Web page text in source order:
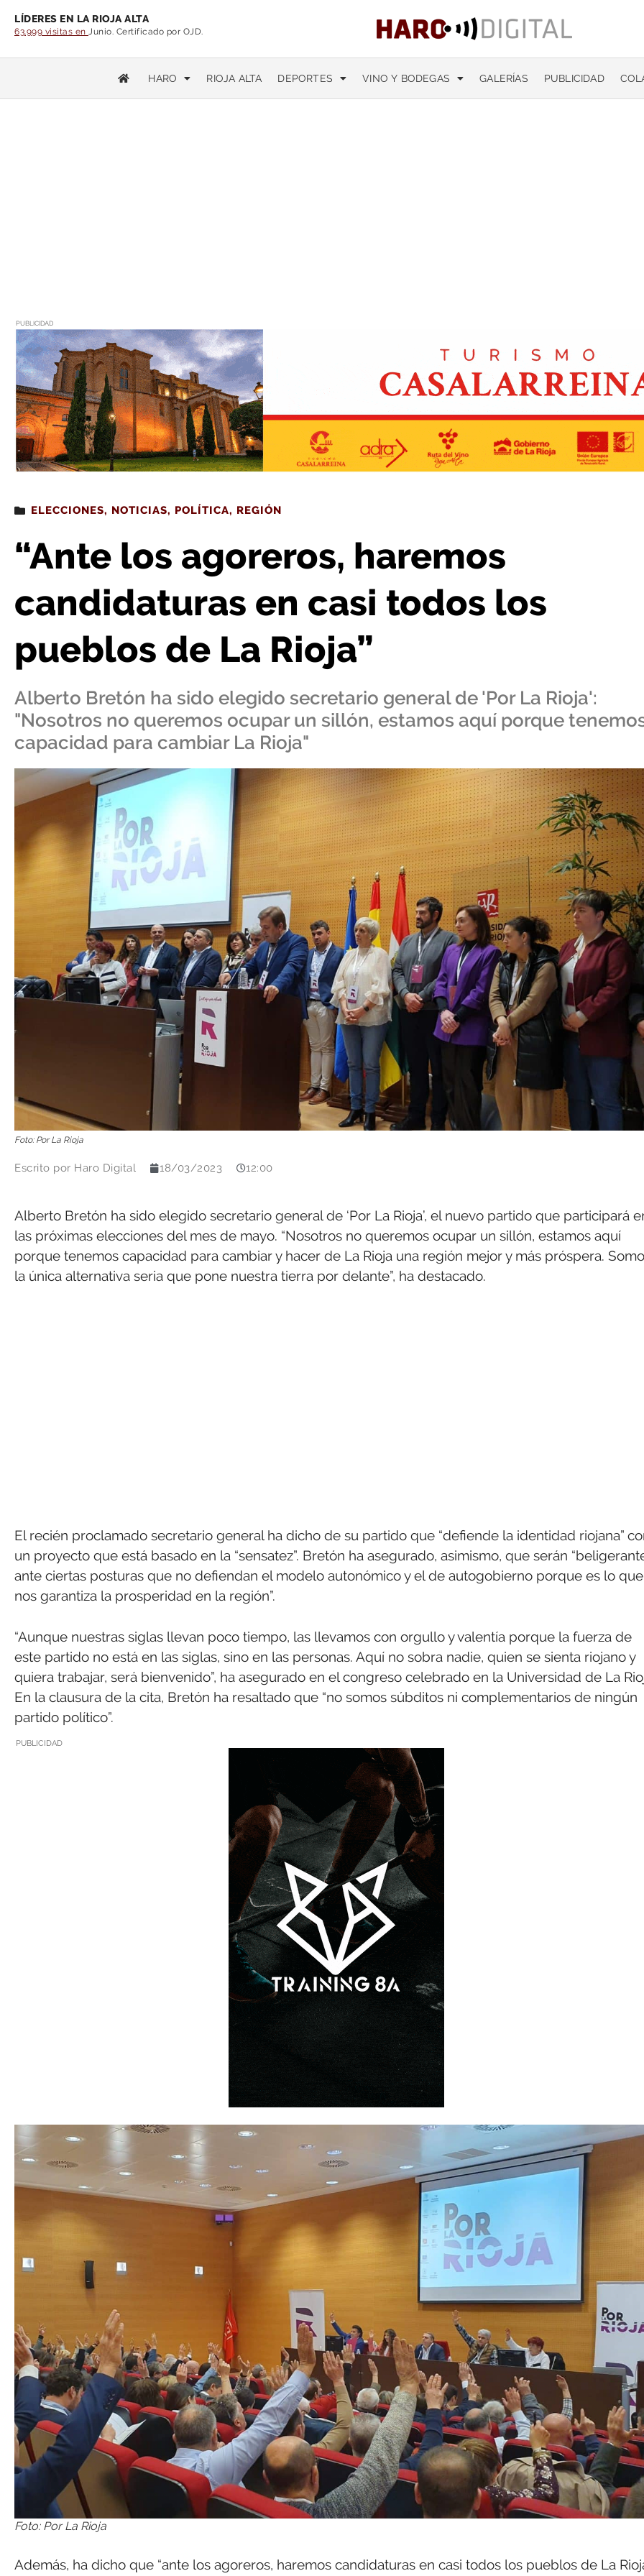
LÍDERES EN LA RIOJA ALTA
63.999 visitas en Junio. Certificado por OJD.
HARO RIOJA ALTA DEPORTES VINO Y BODEGAS GALERÍAS PUBLICIDAD
PUBLICIDAD
Estás leyendo : “Ante los agoreros, haremos candidaturas en casi todos los pueblos de La Rioja”
ELECCIONES, NOTICIAS, POLÍTICA, REGIÓN
“Ante los agoreros, haremos
candidaturas en casi todos los
pueblos de La Rioja”
Alberto Bretón ha sido elegido secretario general de 'Por La Rioja':
"Nosotros no queremos ocupar un sillón, estamos aquí porque
capacidad para cambiar La Rioja"
Foto: Por La Rioja
Escrito por Haro Digital 18/03/2023 12:00
Alberto Bretón ha sido elegido secretario general de ‘Por La Rioja’, el nuevo partido que participará
las próximas elecciones del mes de mayo. “Nosotros no queremos ocupar un sillón, estamos aquí
porque tenemos capacidad para cambiar y hacer de La Rioja una región mejor y más próspera.
la única alternativa seria que pone nuestra tierra por delante”, ha destacado.
El recién proclamado secretario general ha dicho de su partido que “defiende la identidad riojana”
un proyecto que está basado en la “sensatez”. Bretón ha asegurado, asimismo, que serán
ante ciertas posturas que no defiendan el modelo autonómico y el de autogobierno porque es lo que
nos garantiza la prosperidad en la región”.
“Aunque nuestras siglas llevan poco tiempo, las llevamos con orgullo y valentía porque la fuerza de
este partido no está en las siglas, sino en las personas. Aquí no sobra nadie, quien se sienta riojano y
quiera trabajar, será bienvenido”, ha asegurado en el congreso celebrado en la Universidad de La
En la clausura de la cita, Bretón ha resaltado que “no somos súbditos ni complementarios de ningún
partido político”.
PUBLICIDAD
Foto: Por La Rioja
Además, ha dicho que “ante los agoreros, haremos candidaturas en casi todos los pueblos de La